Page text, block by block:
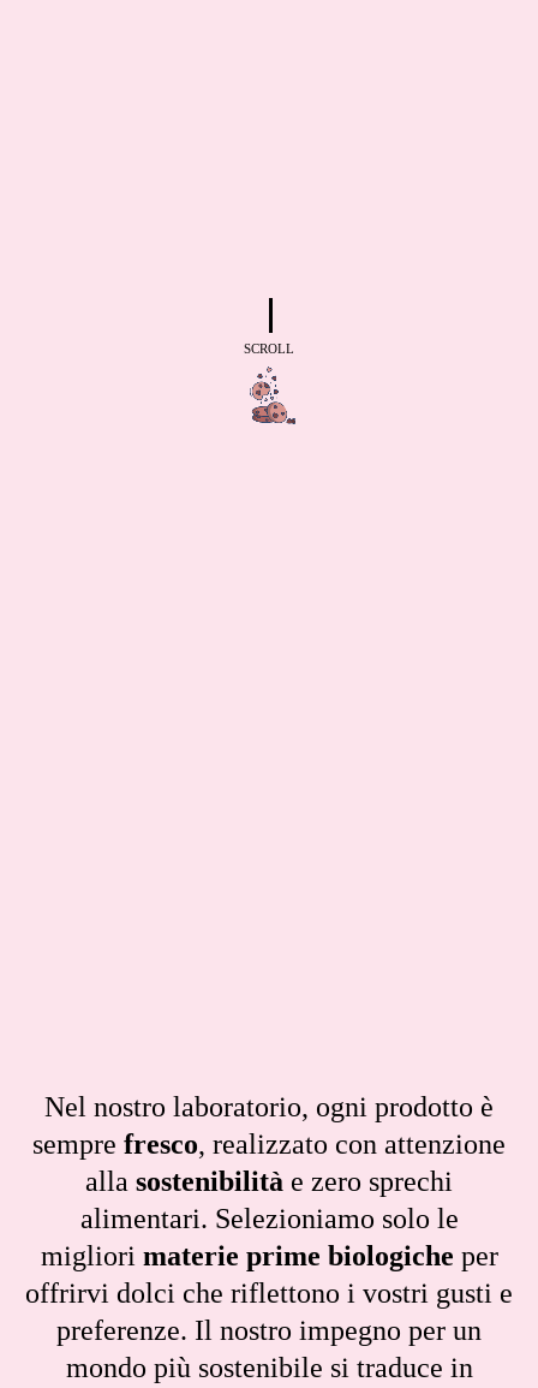
SCROLL
Nel nostro laboratorio, ogni prodotto è
sempre fresco, realizzato con attenzione
alla sostenibilità e zero sprechi
alimentari. Selezioniamo solo le
migliori materie prime biologiche per
offrirvi dolci che riflettono i vostri gusti e
preferenze. Il nostro impegno per un
mondo più sostenibile si traduce in